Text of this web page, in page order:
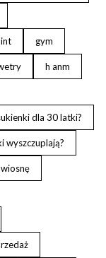
gym
h anm
dla 30 latki?
wyszczuplają?